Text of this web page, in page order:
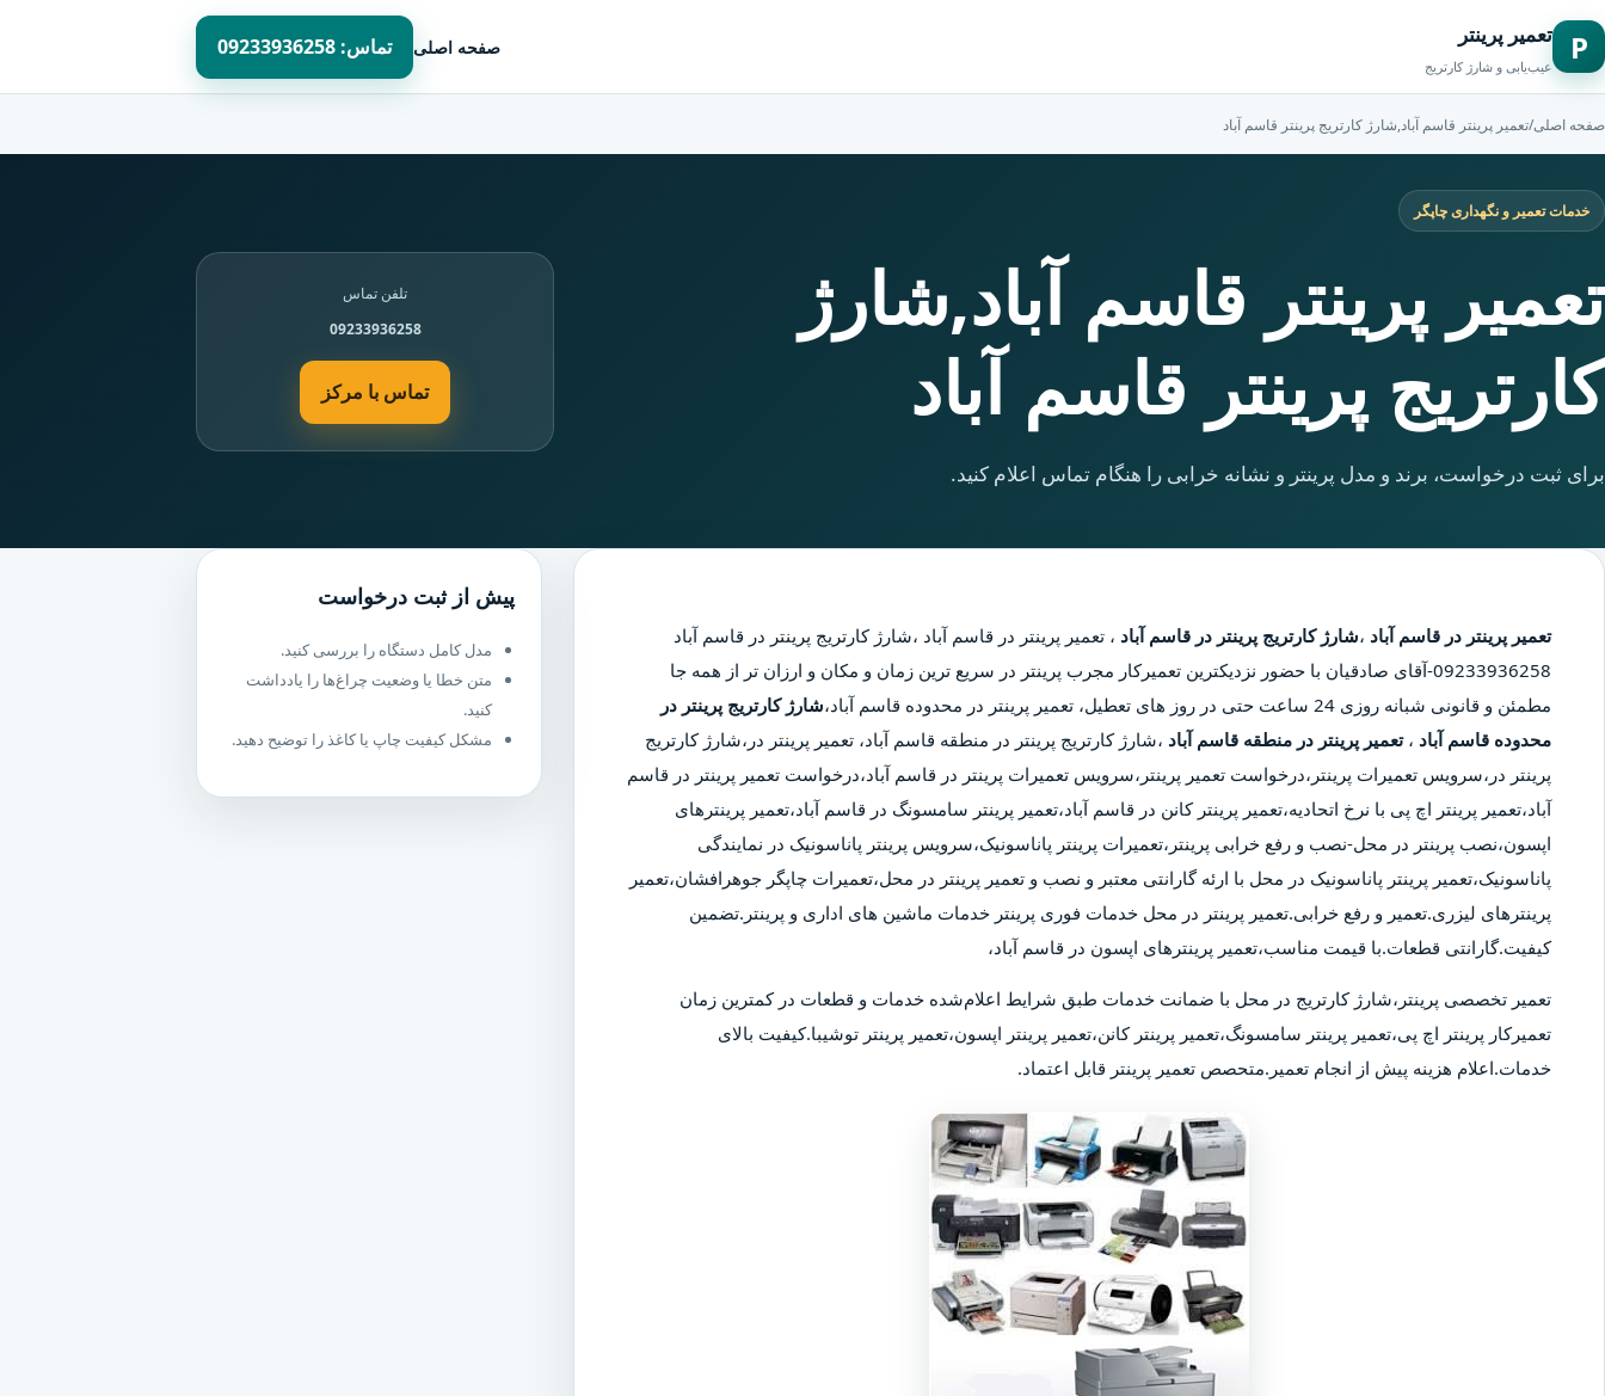
P تعمیر پرینتر
عیب‌یابی و شارژ کارتریج
صفحه اصلی تماس: 09233936258
صفحه اصلی/تعمیر پرینتر قاسم آباد,شارژ کارتریج پرینتر قاسم آباد
خدمات تعمیر و نگهداری چاپگر
تعمیر پرینتر قاسم آباد,شارژ
کارتریج پرینتر قاسم آباد
برای ثبت درخواست، برند و مدل پرینتر و نشانه خرابی را هنگام تماس اعلام کنید.
تلفن تماس
09233936258
تماس با مرکز
تعمیر پرینتر در قاسم آباد ،شارژ کارتریج پرینتر در قاسم آباد ، تعمیر پرینتر در قاسم آباد ،شارژ کارتریج پرینتر در قاسم آباد
09233936258-آقای صادقیان با حضور نزدیکترین تعمیرکار مجرب پرینتر در سریع ترین زمان و مکان و ارزان تر از همه جا
مطمئن و قانونی شبانه روزی 24 ساعت حتی در روز های تعطیل، تعمیر پرینتر در محدوده قاسم آباد،
شارژ کارتریج پرینتر در
محدوده قاسم آباد ، تعمیر پرینتر در منطقه قاسم آباد ،شارژ کارتریج پرینتر در منطقه قاسم آباد، تعمیر پرینتر در،شارژ کارتریج
پرینتر در،سرویس تعمیرات پرینتر،درخواست تعمیر پرینتر،سرویس تعمیرات پرینتر در قاسم آباد،درخواست تعمیر پرینتر در قاسم
آباد،تعمیر پرینتر اچ پی با نرخ اتحادیه،تعمیر پرینتر کانن در قاسم آباد،تعمیر پرینتر سامسونگ در قاسم آباد،تعمیر پرینترهای
اپسون،نصب پرینتر در محل-نصب و رفع خرابی پرینتر،تعمیرات پرینتر پاناسونیک،سرویس پرینتر پاناسونیک در نمایندگی
پاناسونیک،تعمیر پرینتر پاناسونیک در محل با ارئه گارانتی معتبر و نصب و تعمیر پرینتر در محل،تعمیرات چاپگر جوهرافشان،تعمیر
پرینترهای لیزری.تعمیر و رفع خرابی.تعمیر پرینتر در محل خدمات فوری پرینتر خدمات ماشین های اداری و پرینتر.تضمین
کیفیت.گارانتی قطعات.با قیمت مناسب،تعمیر پرینترهای اپسون در قاسم آباد،
تعمیر تخصصی پرینتر،شارژ کارتریج در محل با ضمانت خدمات طبق شرایط اعلام‌شده خدمات و قطعات در کمترین زمان
تعمیرکار پرینتر اچ پی،تعمیر پرینتر سامسونگ،تعمیر پرینتر کانن،تعمیر پرینتر اپسون،تعمیر پرینتر توشیبا.کیفیت بالای
خدمات.اعلام هزینه پیش از انجام تعمیر.متحصص تعمیر پرینتر قابل اعتماد.
پیش از ثبت درخواست
مدل کامل دستگاه را بررسی کنید.
متن خطا یا وضعیت چراغ‌ها را یادداشت
کنید.
مشکل کیفیت چاپ یا کاغذ را توضیح دهید.